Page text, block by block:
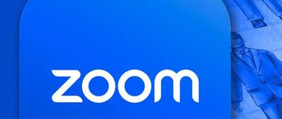
ఈ వార్తాకథనం ఏంటి
జూమ్ వీడియో కమ్యూనికేషన్స్ మంగళవారం తన
పరిస్థితులకు తాను బాధ్యత వహిస్తానని,
ఈ పొరపాటు చర్యలకు నేను జవాబుదారీగా